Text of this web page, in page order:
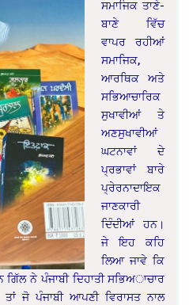
ਸਮਾਜਿਕ ਤਾਣੇ-
ਬਾਣੇ ਵਿੱਚ
ਵਾਪਰ ਰਹੀਆਂ
ਸਮਾਜਿਕ,
ਆਰਥਿਕ ਅਤੇ
ਸਭਿਆਚਾਰਿਕ
ਸੁਖਾਵੀਆਂ ਤੇ
ਅਣਸੁਖਾਵੀਆਂ
ਘਟਨਾਵਾਂ ਦੇ
ਪ੍ਰਭਾਵਾਂ ਬਾਰੇ
ਪ੍ਰੇਰਨਾਦਾਇਕ
ਜਾਣਕਾਰੀ
ਦਿੰਦੀਆਂ ਹਨ।
ਜੇ ਇਹ ਕਹਿ
ਲਿਆ ਜਾਵੇ ਕਿ
ਨੇ ਪੰਜਾਬੀ ਦਿਹਾਤੀ ਸਭਿਅਾਚਾਰ
ਜੋ ਪੰਜਾਬੀ ਆਪਣੀ ਵਿਰਾਸਤ ਨਾਲ